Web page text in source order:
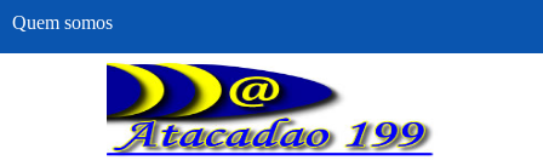
Quem somos